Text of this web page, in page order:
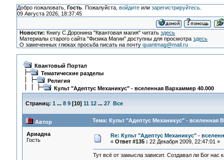
Добро пожаловать, Гость. Пожалуйста, войдитеили зарегистрируйтесь.
09 Августа 2026, 18:37:45
Новости: Книгу С.Доронина "Квантовая магия" читатьздесь
Материалы старого сайта "Физика Магии" доступны для просмотраздесь
О замеченных глюках просьба писать на почтуquantmag@mail.ru
Квантовый Портал
Тематические разделы
Религия
Культ "Адептус Механикус" - вселенная Вархаммер 40.000
Страниц: 1 ... 8 9[10] 11 12 ... 27 Все
Автор Тема: Культ "Адептус Механикус" - вселенная
Ариадна
Гость
Re: Культ "Адептус Механикус" -
« Ответ #135 : 22 Декабря 2009, 22:47:01 »
Тут всё от замысла зависит. Создавал ли Бог